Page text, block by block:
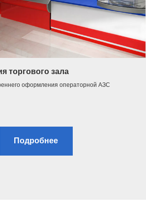
торгового зала
оформления операторной АЗС
Подробнее